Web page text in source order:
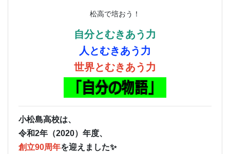
松高で培おう！
自分とむきあう力
人とむきあう力
世界とむきあう力
小松島高校は、
令和2年（2020）年度、
創立90周年を迎えました✨